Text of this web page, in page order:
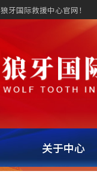
牙国际救援中心官网！
关于中心